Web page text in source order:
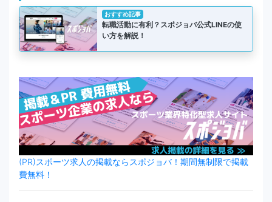
おすすめ記事
転職活動に有利？スポジョバ公式LINEの使
い方を解説！
(PR)スポーツ求人の掲載ならスポジョバ！期間無制限で掲載
費無料！